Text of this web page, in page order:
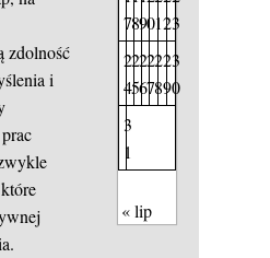
zdolność
i
7890123
2
4
2
5
2
6
2
7
2
8
2
9
3
0
3
1
« lip